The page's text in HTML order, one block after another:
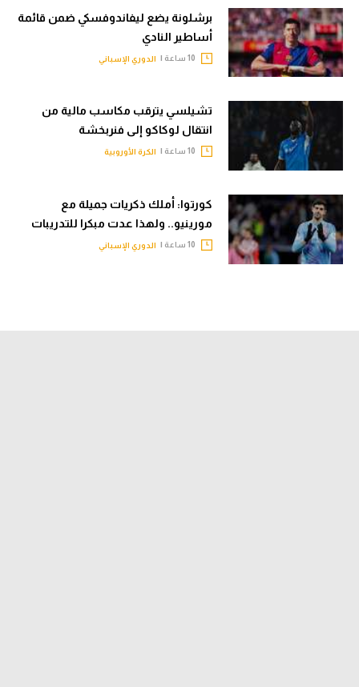
برشلونة يضع ليفاندوفسكي ضمن قائمة
أساطير النادي
الدوري الإسباني
تشيلسي يترقب مكاسب مالية من
انتقال لوكاكو إلى فنربخشة
الكرة الأوروبية
كورتوا: أملك ذكريات جميلة مع
مورينيو.. ولهذا عدت مبكرا للتدريبات
الدوري الإسباني